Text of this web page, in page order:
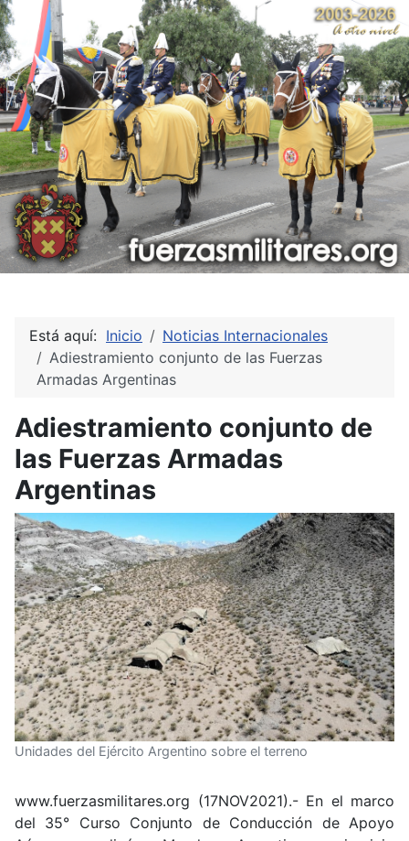
Está aquí: Inicio
Noticias Internacionales
Adiestramiento conjunto de las Fuerzas
Armadas Argentinas
Adiestramiento conjunto de
las Fuerzas Armadas
Argentinas
Unidades del Ejército Argentino sobre el terreno
www.fuerzasmilitares.org (17NOV2021).- En el marco
del 35° Curso Conjunto de Conducción de Apoyo